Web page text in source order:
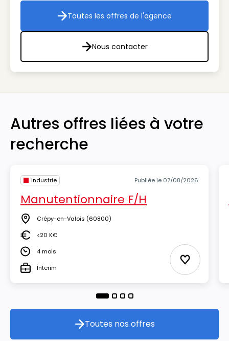
Toutes les offres de l'agence
Toutes les offres de l'agence
Nous contacter
Nous contacter
Autres offres liées à votre
recherche
Industrie Publiée le 07/08/2026
Manutentionnaire F/H
Lieu Crépy-en-Valois (60800)
Salaire<20 K€
Durée4 mois
TypeInterim Ajouter
Toutes nos offres
Toutes nos offres